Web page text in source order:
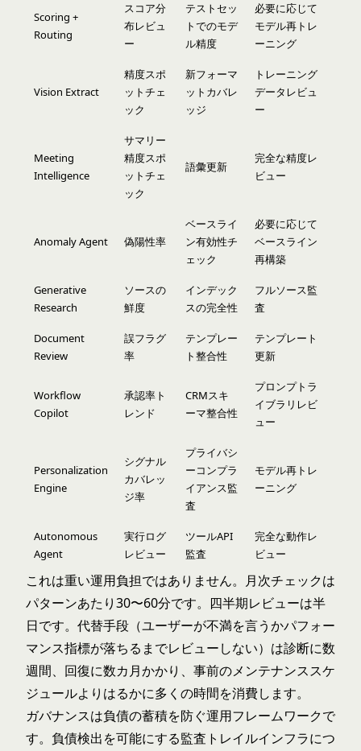
Scoring +
Routing
スコア分
布レビュ
ー
テストセッ
トでのモデ
ル精度
必要に応じて
モデル再トレ
ーニング
Vision Extract
精度スポ
ットチェ
ック
新フォーマ
ットカバレ
ッジ
トレーニング
データレビュ
ー
Meeting
Intelligence
サマリー
精度スポ
ットチェ
ック
語彙更新
完全な精度レ
ビュー
Anomaly Agent 偽陽性率
ベースライ
ン有効性チ
ェック
必要に応じて
ベースライン
再構築
Generative
Research
ソースの
鮮度
インデック
スの完全性
フルソース監
査
Document
Review
誤フラグ
率
テンプレー
ト整合性
テンプレート
更新
Workflow
Copilot
承認率ト
レンド
CRMスキ
ーマ整合性
プロンプトラ
イブラリレビ
ュー
Personalization
Engine
シグナル
カバレッ
ジ率
プライバシ
ーコンプラ
イアンス監
査
モデル再トレ
ーニング
Autonomous
Agent
実行ログ
レビュー
ツールAPI
監査
完全な動作レ
ビュー
これは重い運用負担ではありません。月次チェックは
パターンあたり30〜60分です。四半期レビューは半
日です。代替手段（ユーザーが不満を言うかパフォー
マンス指標が落ちるまでレビューしない）は診断に数
週間、回復に数カ月かかり、事前のメンテナンススケ
ジュールよりはるかに多くの時間を消費します。
ガバナンスは負債の蓄積を防ぐ運用フレームワークで
す。負債検出を可能にする監査トレイルインフラにつ